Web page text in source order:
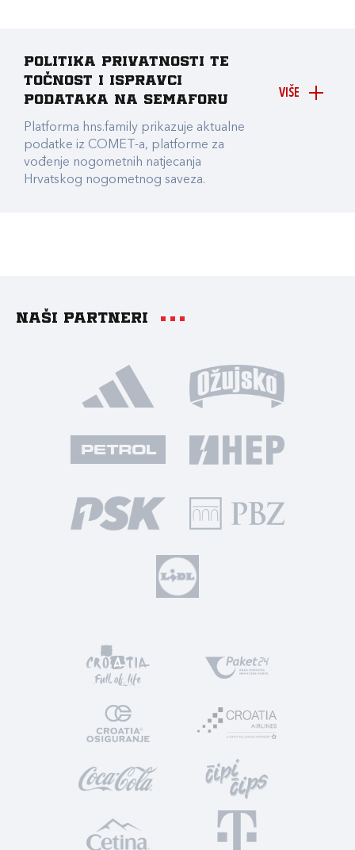
VIŠE
Politika privatnosti te
točnost i ispravci
podataka na Semaforu
Platforma hns.family prikazuje aktualne
podatke iz COMET-a, platforme za
vođenje nogometnih natjecanja
Hrvatskog nogometnog saveza.
Naši partneri